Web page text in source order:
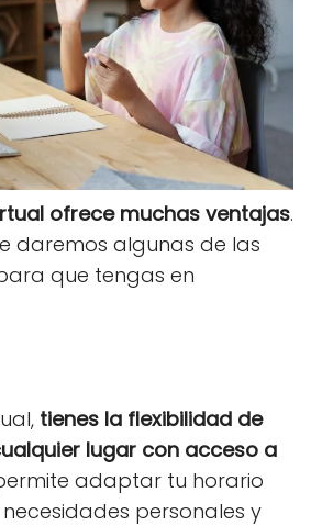
ofrece muchas ventajas.
daremos algunas de las
que tengas en
tienes la flexibilidad de
lugar con acceso a
adaptar tu horario
personales y